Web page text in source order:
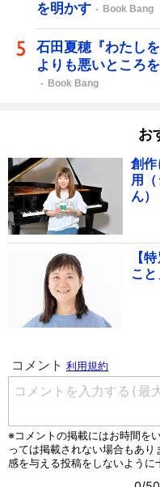
を明かす
Book Bang
石田夏穂『わたし
よりも悪いところ
Book Bang
お
創
用
ん
【
こ